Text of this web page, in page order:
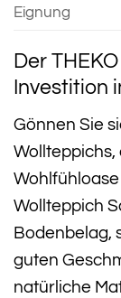
Eignung
Der
Investition
Gönnen Sie
Wollteppichs,
Wollteppich
Bodenbelag,
guten
natürliche